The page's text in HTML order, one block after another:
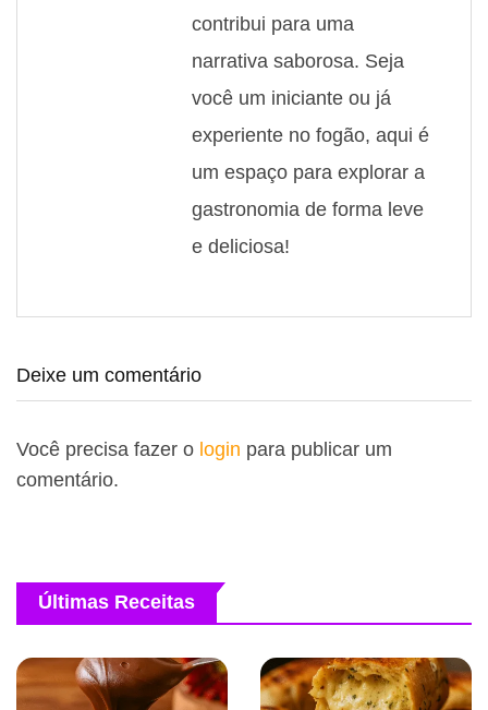
contribui para uma
narrativa saborosa. Seja
você um iniciante ou já
experiente no fogão, aqui é
um espaço para explorar a
gastronomia de forma leve
e deliciosa!
Deixe um comentário
Você precisa fazer o login para publicar um
comentário.
Últimas Receitas